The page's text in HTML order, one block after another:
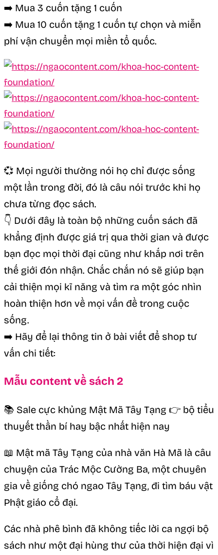
➡️ Mua 3 cuốn tặng 1 cuốn
➡️ Mua 10 cuốn tặng 1 cuốn tự chọn và miễn
phí vận chuyển mọi miền tổ quốc.
💞 Mọi người thường nói họ chỉ được sống
một lần trong đời, đó là câu nói trước khi họ
chưa từng đọc sách.
👇 Dưới đây là toàn bộ những cuốn sách đã
khẳng định được giá trị qua thời gian và được
bạn đọc mọi thời đại cũng như khắp nơi trên
thế giới đón nhận. Chắc chắn nó sẽ giúp bạn
cải thiện mọi kĩ năng và tìm ra một góc nhìn
hoàn thiện hơn về mọi vấn đề trong cuộc
sống.
➡️ Hãy để lại thông tin ở bài viết để shop tư
vấn chi tiết:
Mẫu content về sách 2
📚 Sale cực khủng Mật Mã Tây Tạng 👉 bộ tiểu
thuyết thần bí hay bậc nhất hiện nay
📖 Mật mã Tây Tạng của nhà văn Hà Mã là câu
chuyện của Trác Mộc Cường Ba, một chuyên
gia về giống chó ngao Tây Tạng, đi tìm báu vật
Phật giáo cổ đại.
Các nhà phê bình đã không tiếc lời ca ngợi bộ
sách như một đại hùng thư của thời hiện đại vì